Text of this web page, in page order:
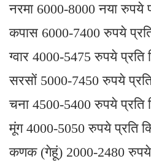
नरमा 6000-8000 नया रुपये
कपास 6000-7400 रुपये
ग्वार 4000-5475 रुपये प्रति
सरसों 5000-7450 रुपये
चना 4500-5400 रुपये प्रति
मूंग 4000-5050 रुपये प्रति
कणक (गेहूं) 2000-2480 रुपये